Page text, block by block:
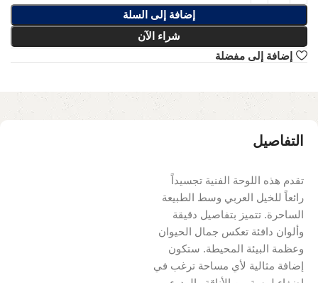
إضافة إلى السلة
شراء الآن
إضافة إلى مفضلة
التفاصيل
تقدم هذه اللوحة الفنية تجسيداً
رائعاً للخيل العربي وسط الطبيعة
الساحرة. تتميز بتفاصيل دقيقة
وألوان دافئة تعكس جمال الحيوان
وعظمة البيئة المحيطة. ستكون
إضافة مثالية لأي مساحة ترغب في